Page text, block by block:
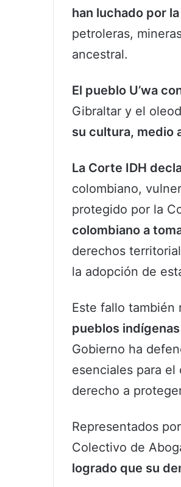
han luchado por
petroleras,
ancestral.
El pueblo U’wa
Gibraltar y el
su cultura, medio
La Corte IDH
colombiano,
protegido por la
colombiano a
derechos
la adopción de
Este fallo también
pueblos
Gobierno ha
esenciales para el
derecho a
Representados
Colectivo de
logrado que su